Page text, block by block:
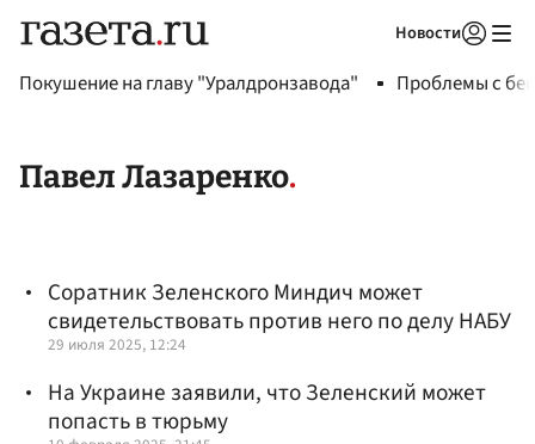
Новости
Покушение на главу "Уралдронзавода" Проблемы с
Павел Лазаренко
Соратник Зеленского Миндич может
свидетельствовать против него по делу НАБУ
29 июля 2025, 12:24
На Украине заявили, что Зеленский может
попасть в тюрьму